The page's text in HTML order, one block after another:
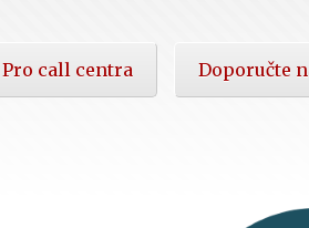
Pro call centra Doporučte